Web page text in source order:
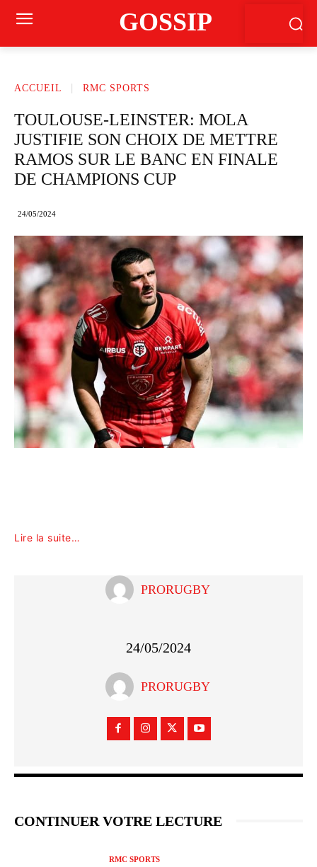
GOSSIP
ACCUEIL RMC SPORTS
TOULOUSE-LEINSTER: MOLA
JUSTIFIE SON CHOIX DE METTRE
RAMOS SUR LE BANC EN FINALE
DE CHAMPIONS CUP
24/05/2024
Lire la suite…
PRORUGBY
24/05/2024
PRORUGBY
CONTINUER VOTRE LECTURE
RMC SPORTS